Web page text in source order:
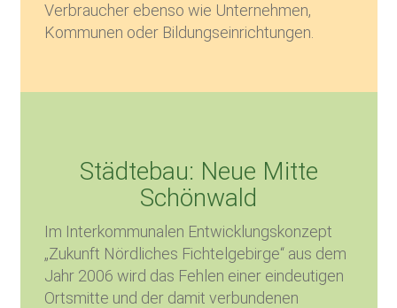
Verbraucher ebenso wie Unternehmen,
Kommunen oder Bildungseinrichtungen.
Städtebau: Neue Mitte
Schönwald
Im Interkommunalen Entwicklungskonzept
„Zukunft Nördliches Fichtelgebirge“ aus dem
Jahr 2006 wird das Fehlen einer eindeutigen
Ortsmitte und der damit verbundenen